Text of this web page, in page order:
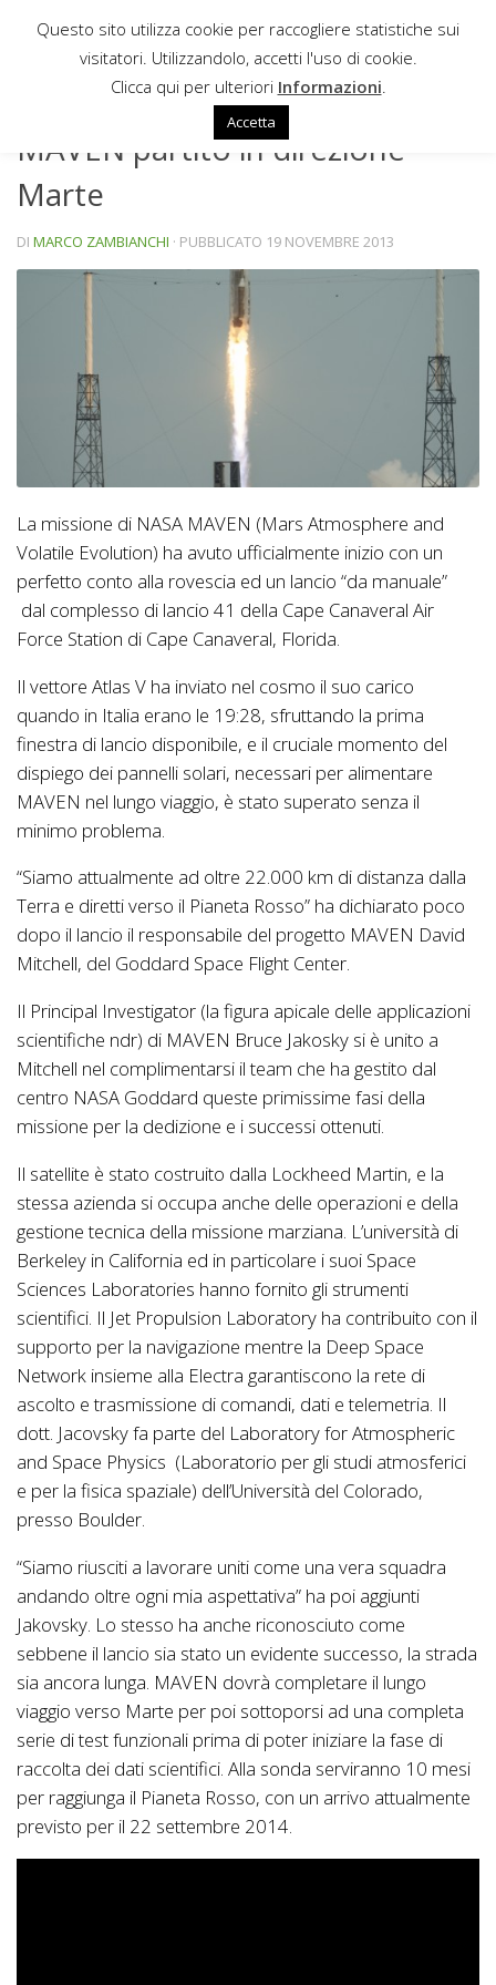
Sotto il contenuto
MAVEN partito in direzione
Marte
DI MARCO ZAMBIANCHI · PUBBLICATO 19 NOVEMBRE 2013
La missione di NASA MAVEN (Mars Atmosphere and
Volatile Evolution) ha avuto ufficialmente inizio con un
perfetto conto alla rovescia ed un lancio “da manuale”
dal complesso di lancio 41 della Cape Canaveral Air
Force Station di Cape Canaveral, Florida.
Il vettore Atlas V ha inviato nel cosmo il suo carico
quando in Italia erano le 19:28, sfruttando la prima
finestra di lancio disponibile, e il cruciale momento del
dispiego dei pannelli solari, necessari per alimentare
MAVEN nel lungo viaggio, è stato superato senza il
minimo problema.
“Siamo attualmente ad oltre 22.000 km di distanza dalla
Terra e diretti verso il Pianeta Rosso” ha dichiarato poco
dopo il lancio il responsabile del progetto MAVEN David
Mitchell, del Goddard Space Flight Center.
Il Principal Investigator (la figura apicale delle applicazioni
scientifiche ndr) di MAVEN Bruce Jakosky si è unito a
Mitchell nel complimentarsi il team che ha gestito dal
centro NASA Goddard queste primissime fasi della
missione per la dedizione e i successi ottenuti.
Il satellite è stato costruito dalla Lockheed Martin, e la
stessa azienda si occupa anche delle operazioni e della
gestione tecnica della missione marziana. L’università di
Berkeley in California ed in particolare i suoi Space
Sciences Laboratories hanno fornito gli strumenti
scientifici. Il Jet Propulsion Laboratory ha contribuito con il
supporto per la navigazione mentre la Deep Space
Network insieme alla Electra garantiscono la rete di
ascolto e trasmissione di comandi, dati e telemetria. Il
dott. Jacovsky fa parte del Laboratory for Atmospheric
and Space Physics (Laboratorio per gli studi atmosferici
e per la fisica spaziale) dell’Università del Colorado,
presso Boulder.
“Siamo riusciti a lavorare uniti come una vera squadra
andando oltre ogni mia aspettativa” ha poi aggiunti
Jakovsky. Lo stesso ha anche riconosciuto come
sebbene il lancio sia stato un evidente successo, la strada
sia ancora lunga. MAVEN dovrà completare il lungo
viaggio verso Marte per poi sottoporsi ad una completa
serie di test funzionali prima di poter iniziare la fase di
raccolta dei dati scientifici. Alla sonda serviranno 10 mesi
per raggiunga il Pianeta Rosso, con un arrivo attualmente
previsto per il 22 settembre 2014.
Questo sito utilizza cookie per raccogliere statistiche sui
visitatori. Utilizzandolo, accetti l'uso di cookie.
Clicca qui per ulteriori Informazioni
Accetta